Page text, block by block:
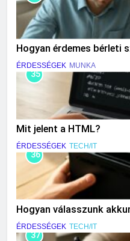
Hogyan érdemes bérleti
ÉRDESSÉGEK MUNKA
35
Mit jelent a HTML?
ÉRDESSÉGEK TECH/IT
36
Hogyan válasszunk
ÉRDESSÉGEK TECH/IT
37